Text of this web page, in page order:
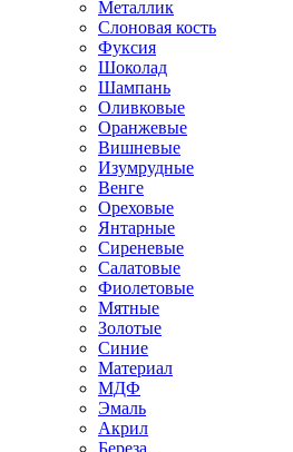
Металлик
Слоновая кость
Фуксия
Шоколад
Шампань
Оливковые
Оранжевые
Вишневые
Изумрудные
Венге
Ореховые
Янтарные
Сиреневые
Салатовые
Фиолетовые
Мятные
Золотые
Синие
Материал
МДФ
Эмаль
Акрил
Береза